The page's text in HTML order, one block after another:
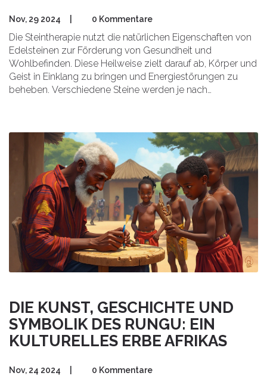
Nov, 29 2024 0 Kommentare
Die Steintherapie nutzt die natürlichen Eigenschaften von
Edelsteinen zur Förderung von Gesundheit und
Wohlbefinden. Diese Heilweise zielt darauf ab, Körper und
Geist in Einklang zu bringen und Energiestörungen zu
beheben. Verschiedene Steine werden je nach
besonderen Kräfte, die sich positiv auf unser inneres
Gleichgewicht auswirken können. Dieser Artikel bietet
Einblicke in die Anwendung und Wirkung der
Steintherapie.
DIE KUNST, GESCHICHTE UND
SYMBOLIK DES RUNGU: EIN
KULTURELLES ERBE AFRIKAS
Nov, 24 2024 0 Kommentare